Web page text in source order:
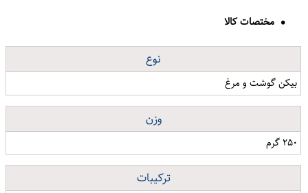
مختصات کالا
نوع
بیکن گوشت و مرغ
وزن
۲۵۰ گرم
ترکیبات